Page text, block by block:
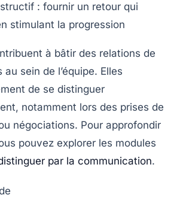
: fournir un retour qui
stimulant la progression
à bâtir des relations de
sein de l’équipe. Elles
de se distinguer
notamment lors des prises de
négociations. Pour approfondir
pouvez explorer les modules
par la communication.